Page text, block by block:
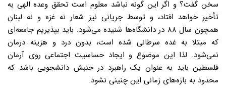
سخن گفت؟ و اگر این گونه نباشد معلوم است تحقق وعده الهی به
تأخیر خواهد افتاد، و توسط جریانی نیز شعار نه غزه و نه لبنان
همچون سال ۸۸ در دانشگاه‌ها شنیده می‌شود. باید بپذیریم جامعه‌ای
که مبتلا به غده سرطانی شده است، بدون درد و هزینه درمان
نمی‌شود. لذا این موضوع و ایجاد حساسیت اجتماعی روی آرمان
فلسطین باید به عنوان یک راهبرد در جنبش دانشجویی باشد که
محدود به بازه‌های زمانی این چنینی نشود.